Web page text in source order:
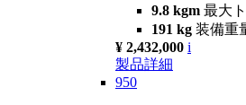
9.8 kgm 最大
191 kg 装備重
¥ 2,432,000 i
製品詳細
950